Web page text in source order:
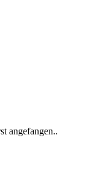
angefangen..